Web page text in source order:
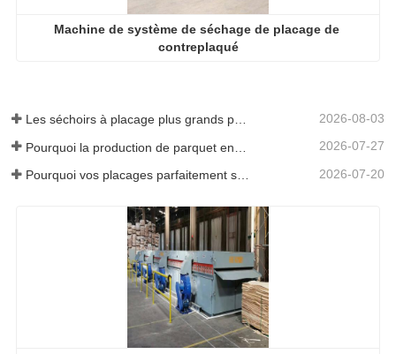
Machine de système de séchage de placage de
contreplaqué
Les séchoirs à placage plus grands permettent-ils vraiment d'économiser de l'argent ? 2026-08-03
2026-07-27
2026-07-20